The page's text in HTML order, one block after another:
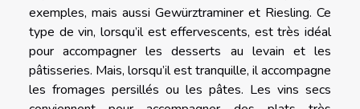
exemples, mais aussi Gewürztraminer et Riesling. Ce
type de vin, lorsqu’il est effervescents, est très idéal
pour accompagner les desserts au levain et les
pâtisseries. Mais, lorsqu’il est tranquille, il accompagne
les fromages persillés ou les pâtes. Les vins secs